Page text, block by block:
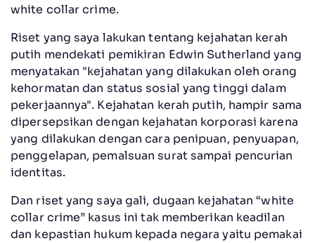
white collar crime.
Riset yang saya lakukan tentang kejahatan kerah
putih mendekati pemikiran Edwin Sutherland yang
menyatakan "kejahatan yang dilakukan oleh orang
kehormatan dan status sosial yang tinggi dalam
pekerjaannya". Kejahatan kerah putih, hampir sama
dipersepsikan dengan kejahatan korporasi karena
yang dilakukan dengan cara penipuan, penyuapan,
penggelapan, pemalsuan surat sampai pencurian
identitas.
Dan riset yang saya gali, dugaan kejahatan “white
collar crime” kasus ini tak memberikan keadilan
dan kepastian hukum kepada negara yaitu pemakai